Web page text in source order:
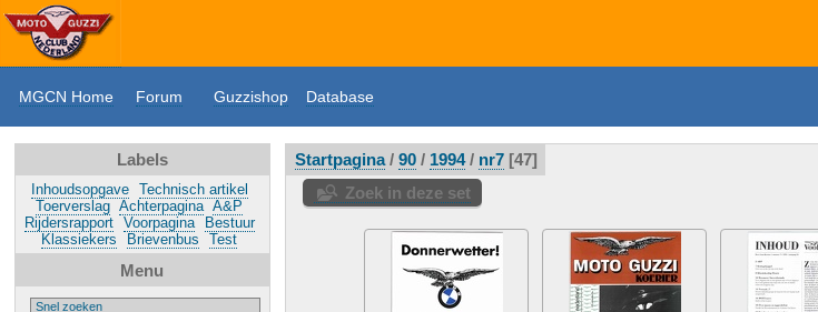
MGCN Home Forum Guzzishop Database
Labels
Inhoudsopgave
Technisch artikel
Toerverslag Achterpagina A&P
Rijdersrapport
Voorpagina
Bestuur
Klassiekers
Brievenbus Test
Menu
Startpagina/ 90/ 1994/ nr7 47
Zoek in deze set